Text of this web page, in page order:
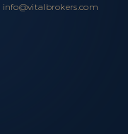
info@vitalbrokers.com